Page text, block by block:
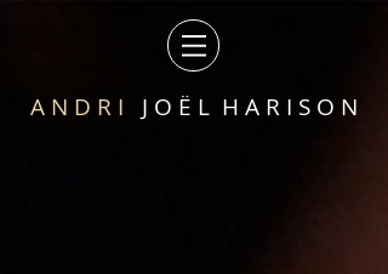
A N D R I J O Ë L H A R I S O N